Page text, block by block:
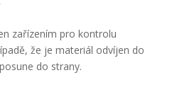
zařízením pro kontrolu
že je materiál odvíjen do
do strany.